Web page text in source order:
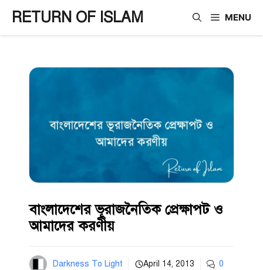
content
RETURN OF ISLAM MENU
বাংলাদেশের ভূরাজনৈতিক প্রেক্ষাপট ও
আমাদের করণীয়
Darkness To Light April 14, 2013 0